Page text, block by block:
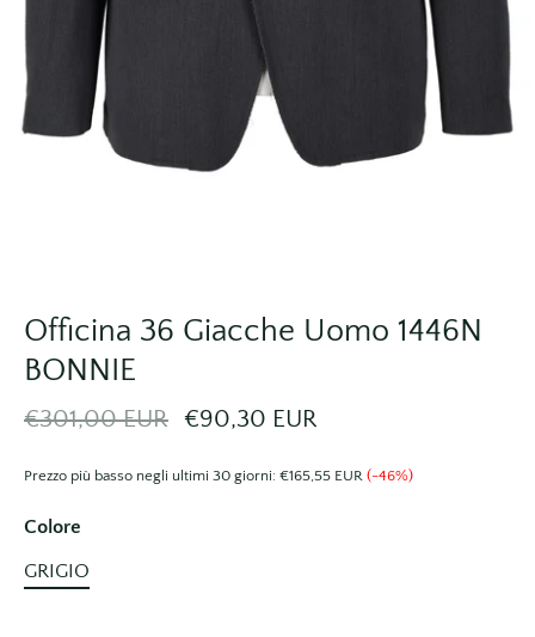
Officina 36 Giacche Uomo 1446N
BONNIE
€301,00 EUR €90,30 EUR
Prezzo più basso negli ultimi 30 giorni: €165,55 EUR (-46%)
Colore
GRIGIO